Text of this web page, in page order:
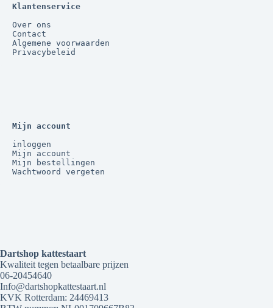
Klantenservice
Over ons
Contact
Algemene voorwaarden
Privacybeleid
Mijn account
inloggen
Mijn account
Mijn bestellingen
Wachtwoord vergeten
Dartshop kattestaart
Kwaliteit tegen betaalbare prijzen
06-20454640
Info@dartshopkattestaart.nl
KVK Rotterdam: 24469413